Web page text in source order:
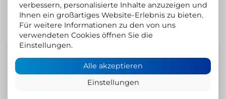
ETF-SZSTR-STBG-02
HilltipStreuerbaugruppe
Produktdetails
verbessern, personalisierte Inhalte anzuzeigen und
Ihnen ein großartiges Website-Erlebnis zu bieten.
Für weitere Informationen zu den von uns
verwendeten Cookies öffnen Sie die
Einstellungen.
Alle akzeptieren
Einstellungen